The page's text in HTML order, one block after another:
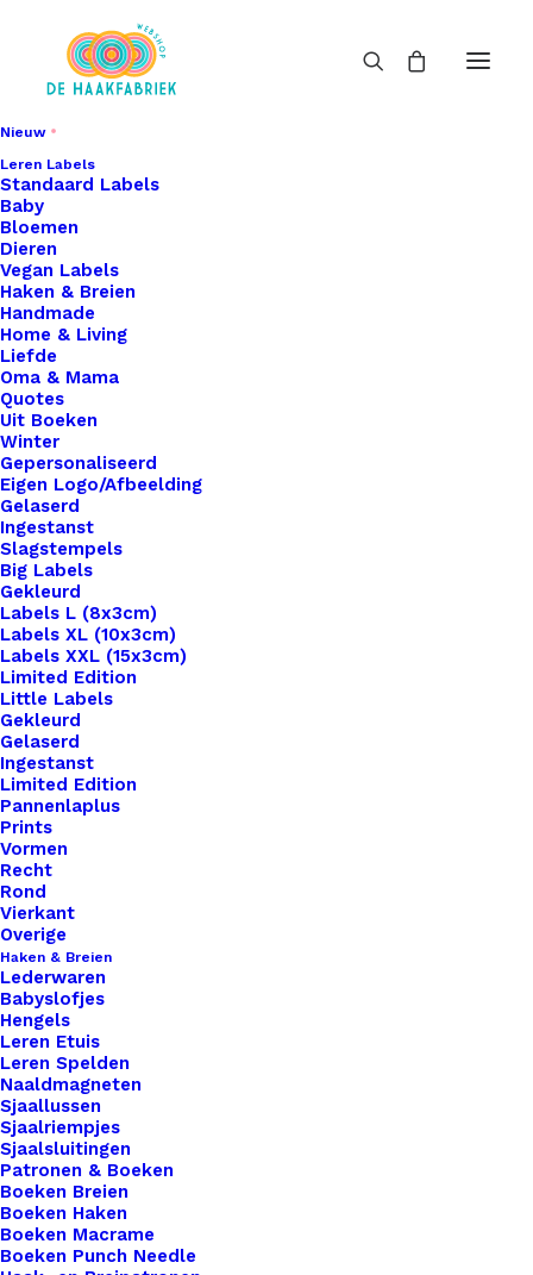
Nieuw
Leren Labels
Standaard Labels
Baby
Bloemen
Dieren
Vegan Labels
Haken & Breien
Handmade
Home & Living
Liefde
Oma & Mama
Quotes
Uit Boeken
Winter
Gepersonaliseerd
Eigen Logo/Afbeelding
Gelaserd
Ingestanst
Slagstempels
Big Labels
Gekleurd
Labels L (8x3cm)
Labels XL (10x3cm)
Labels XXL (15x3cm)
Limited Edition
Little Labels
Gekleurd
Gelaserd
Ingestanst
Limited Edition
Pannenlaplus
Prints
Vormen
Recht
Rond
Vierkant
Overige
Haken & Breien
Lederwaren
Babyslofjes
Hengels
Leren Etuis
Leren Spelden
Naaldmagneten
Sjaallussen
Sjaalriempjes
Sjaalsluitingen
Patronen & Boeken
Boeken Breien
Boeken Haken
Boeken Macrame
Boeken Punch Needle
Home
Benodigdheden
Schuiver Voor Leren Tas Koord Goud Kleur
Schuiver Voor Leren
Tas Koord Goud Kleur
€
Combineer met onze leren koorden 3mm voor een
stijlvolle afwerking van je tas.
8 op voorraad
Schuiver
Voor
Leren
Tas
Koord
Goud
Kleur
Toevoegen aan winkelwagen
Toevoegen aan verlanglijst